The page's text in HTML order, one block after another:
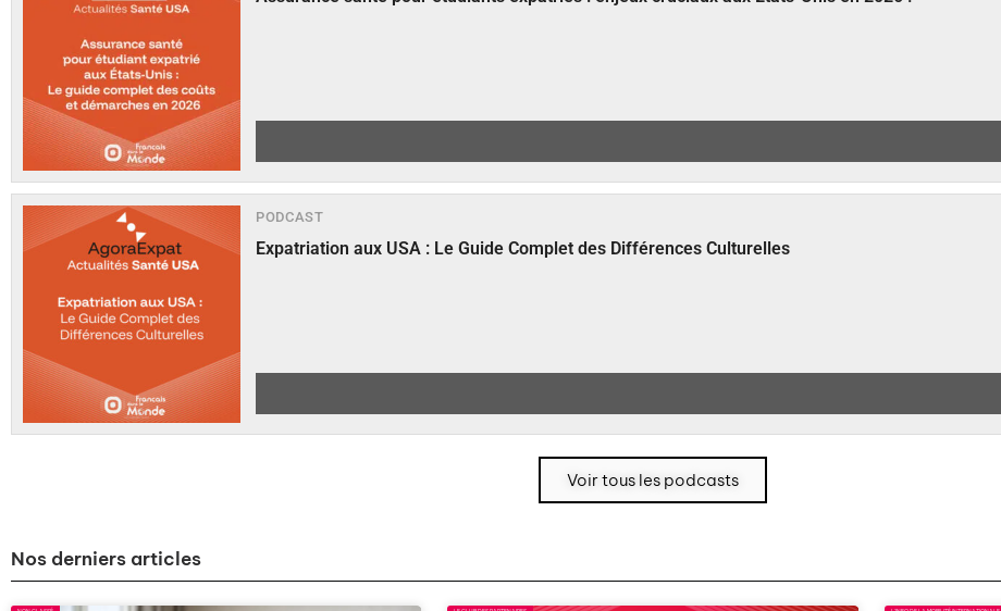
PODCAST
Expatriation aux USA : Le Guide Complet des Différences Culturelles
Voir tous les podcasts
Nos derniers articles